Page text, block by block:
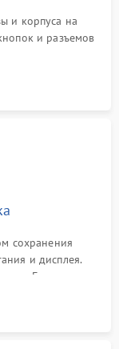
и корпуса на
и разъемов
на экран,
системных
сохранения
и дисплея.
Бережная